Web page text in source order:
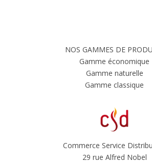
NOS GAMMES DE
Gamme économique
Gamme naturelle
Gamme classique
Commerce Service
29 rue Alfred Nobel